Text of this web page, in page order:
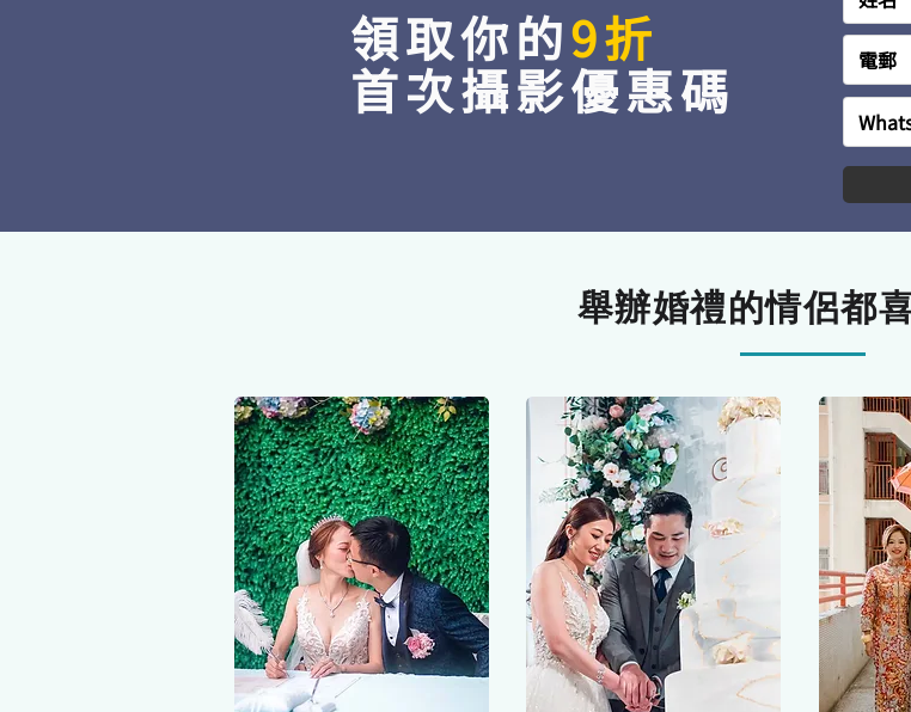
領取你的9折
首次攝影優惠碼
舉辦婚禮的情侶都